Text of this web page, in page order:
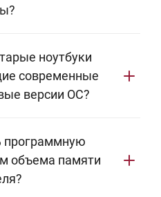
пользовательских
из системных и
переносится на
возвращается на
исходной
ноутбуки
современные
версии ОС?
операционных
legacy-драйверов.
нехватку
программную
объема памяти